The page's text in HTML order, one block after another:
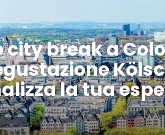
break a
la tua